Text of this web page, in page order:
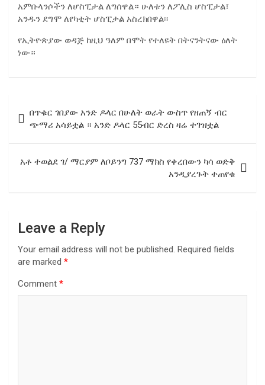
አምቡላንሶችን ለሆስፒታል ለግሰዋል። ሁለቱን ለፖሊስ ሆስፒታል፣
አንዱን ደግሞ ለየካቲት ሆስፒታል አስረክበዋል፡፡
የኢትዮጵያው ወዳጅ ከዚህ ዓለም በሞት የተለዩት በትናንትናው ዕለት
ነው።
navigation
በጥቁር ገበያው አንድ ዶላር በሁለት ወራት ውስጥ የዘጠኝ ብር
ጭማሪ አሳይቷል ። አንድ ዶላር 55ብር ድረስ ዛሬ ተገዝቷል
አቶ ተወልደ ገ/ ማርያም ለቦይንግ 737 ማክስ የቀረበውን ካሳ ወድቅ
አንዲያረጉት ተጠየቁ
Leave a Reply
Your email address will not be published. Required fields
are marked *
Comment *